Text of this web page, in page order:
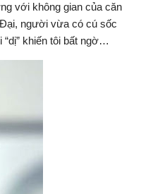
với không gian của căn
người vừa có cú sốc
khiến tôi bất ngờ…